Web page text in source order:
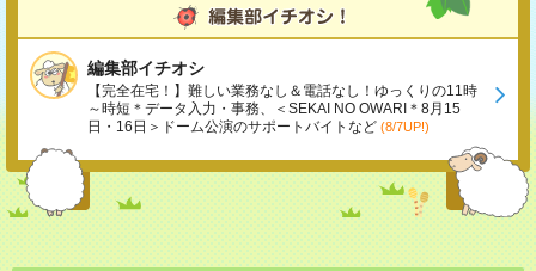
編集部イチオシ
【完全在宅！】難しい業務なし＆電話なし！ゆっくりの11時
～時短＊データ入力・事務、＜SEKAI NO OWARI＊8月15
日・16日＞ドーム公演のサポートバイトなど (8/7UP!)